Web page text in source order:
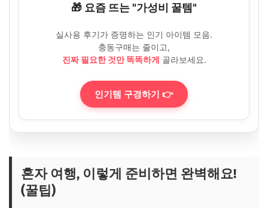
🎁 요즘 뜨는 "가성비 꿀템"
실사용 후기가 증명하는 인기 아이템 모음.
충동구매는 줄이고,
진짜 필요한 것만 똑똑하게 골라보세요.
인기템 구경하기 👉
혼자 여행, 이렇게 준비하면 완벽해요!
(꿀팁)